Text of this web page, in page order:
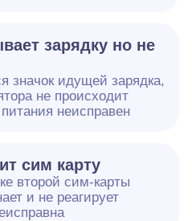
зарядку но не
значок идущей зарядка,
не происходит
неисправен
сим карту
второй сим-карты
и не реагирует